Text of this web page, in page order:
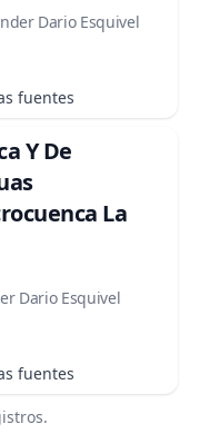
Dario Esquivel
fuentes
Y De
La
Dario Esquivel
fuentes